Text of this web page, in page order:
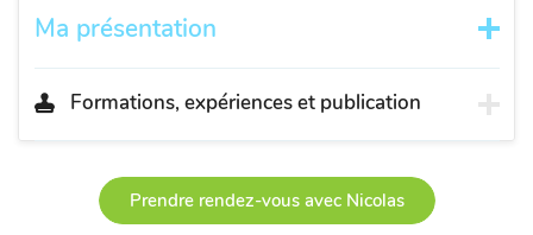
Ma présentation
Formations, expériences et publication
Prendre rendez-vous avec Nicolas